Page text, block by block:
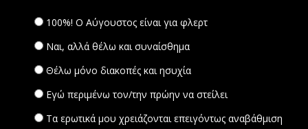
100%! Ο Αύγουστος είναι για φλερτ
Ναι, αλλά θέλω και συναίσθημα
Θέλω μόνο διακοπές και ησυχία
Εγώ περιμένω τον/την πρώην να στείλει
Τα ερωτικά μου χρειάζονται επειγόντως αναβάθμιση